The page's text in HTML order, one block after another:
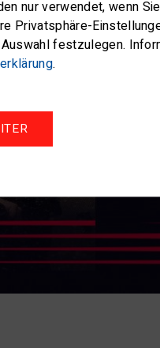
nur verwendet, wenn
Privatsphäre-
festzulegen.
.